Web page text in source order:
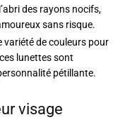
des rayons nocifs,
sans risque.
variété de couleurs pour
lunettes sont
pétillante.
visage